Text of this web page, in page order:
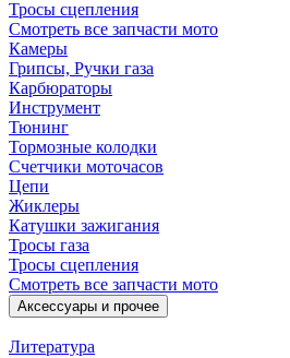
Тросы сцепления
Смотреть все запчасти мото
Камеры
Грипсы, Ручки газа
Карбюраторы
Инструмент
Тюнинг
Тормозные колодки
Счетчики моточасов
Цепи
Жиклеры
Катушки зажигания
Тросы газа
Тросы сцепления
Смотреть все запчасти мото
Аксессуары и прочее
Литература